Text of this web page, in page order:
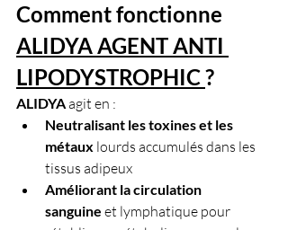
Comment fonctionne
ALIDYA AGENT ANTI
LIPODYSTROPHIC ?
ALIDYA agit en :
Neutralisant les toxines et les
métaux lourds accumulés dans les
tissus adipeux
Améliorant la circulation
sanguine et lymphatique pour